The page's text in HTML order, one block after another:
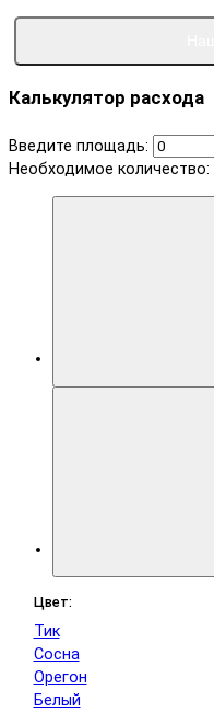
Калькулятор расхода
Введите площадь:
Необходимое количество:
Цвет:
Тик
Сосна
Орегон
Белый